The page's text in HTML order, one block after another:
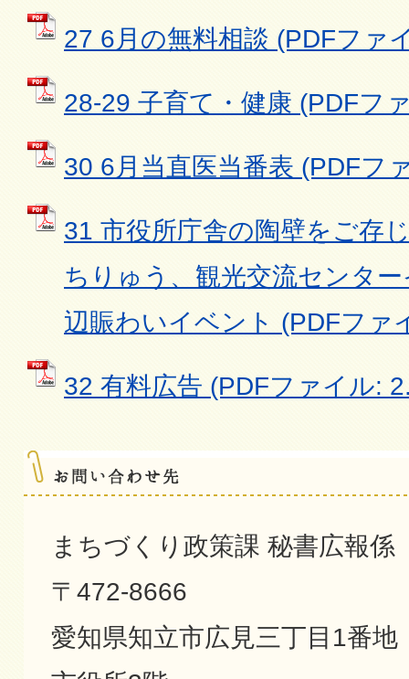
27 6月の無料相談 (PDFファ
28-29 子育て・健康 (PDFフ
30 6月当直医当番表 (PDFフ
31 市役所庁舎の陶壁をご存
ちりゅう、観光交流センタ
辺賑わいイベント (PDFファ
32 有料広告 (PDFファイル:
まちづくり政策課 秘書広報係
〒472-8666
愛知県知立市広見三丁目1番地